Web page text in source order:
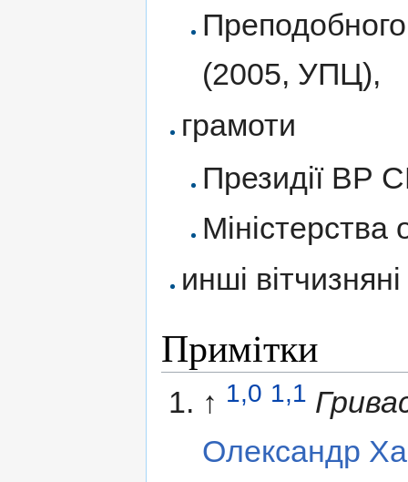
(2005, УПЦ),
грамоти
Президії ВР
Міністерства
инші
Примітки
↑ 1,0 1,1
Олександр